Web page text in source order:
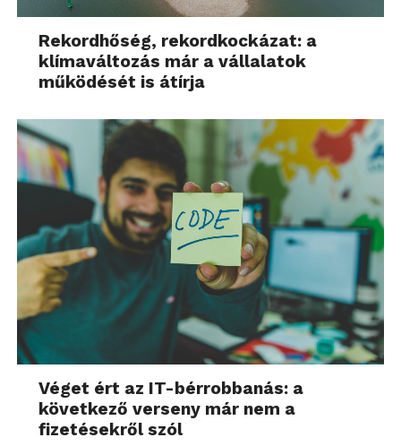
Rekordhőség, rekordkockázat: a
klímaváltozás már a vállalatok
működését is átírja
Véget ért az IT-bérrobbanás: a
következő verseny már nem a
fizetésekről szól